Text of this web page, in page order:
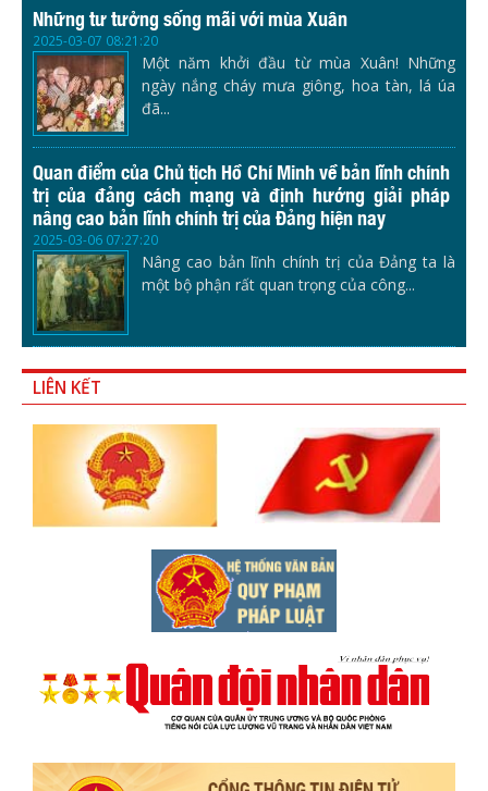
Những tư tưởng sống mãi với mùa Xuân
2025-03-07 08:21:20
Một năm khởi đầu từ mùa Xuân! Những
ngày nắng cháy mưa giông, hoa tàn, lá úa
đã...
Quan điểm của Chủ tịch Hồ Chí Minh về bản lĩnh chính
trị của đảng cách mạng và định hướng giải pháp
nâng cao bản lĩnh chính trị của Đảng hiện nay
2025-03-06 07:27:20
Nâng cao bản lĩnh chính trị của Đảng ta là
một bộ phận rất quan trọng của công...
LIÊN KẾT